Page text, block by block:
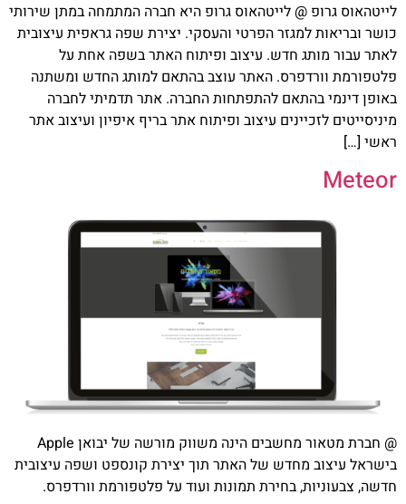
לייטהאוס גרופ @ לייטהאוס גרופ היא חברה המתמחה במתן שירותי
כושר ובריאות למגזר הפרטי והעסקי. יצירת שפה גראפית עיצובית
לאתר עבור מותג חדש. עיצוב ופיתוח האתר בשפה אחת על
פלטפורמת וורדפרס. האתר עוצב בהתאם למותג החדש ומשתנה
באופן דינמי בהתאם להתפתחות החברה. אתר תדמיתי לחברה
מיניסייטים לזכיינים עיצוב ופיתוח אתר בריף איפיון ועיצוב אתר
ראשי […]
Meteor
@ חברת מטאור מחשבים הינה משווק מורשה של יבואן Apple
בישראל עיצוב מחדש של האתר תוך יצירת קונספט ושפה עיצובית
חדשה, צבעוניות, בחירת תמונות ועוד על פלטפורמת וורדפרס.